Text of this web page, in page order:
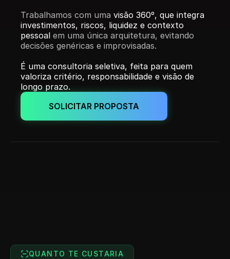
Trabalhamos com uma visão 360º, que integra
investimentos, riscos, liquidez e contexto
pessoal em uma única arquitetura, evitando
decisões genéricas e improvisadas.
É uma consultoria seletiva, feita para quem
valoriza critério, responsabilidade e visão de
longo prazo.
SOLICITAR PROPOSTA
QUANTO TE CUSTARIA